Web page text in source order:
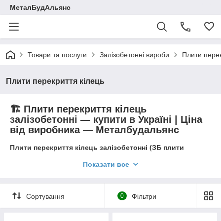
МеталБудАльянс
Товари та послуги Залізобетонні вироби Плити
Плити перекриття кілець
🏗️ Плити перекриття кілець
залізобетонні — купити в Україні | Ціна
від виробника — Металбудальянс
Плити перекриття кілець залізобетонні (ЗБ плити
— це міцні армовані елементи, призначені
дренажних та телекомунікаційних колодязів.
Плити виготовляються з важкого бетону класу
армованого сталлюA400/A500, що забезпечує високу несучу
Показати все
Сортування 0 Фільтри